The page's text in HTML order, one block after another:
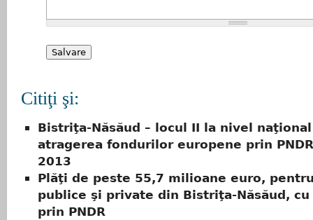
Citiţi şi:
Bistriţa-Năsăud – locul II la nivel
atragerea fondurilor europene prin
2013
Plăţi de peste 55,7 milioane euro,
publice şi private din Bistriţa-Năsăud,
prin PNDR